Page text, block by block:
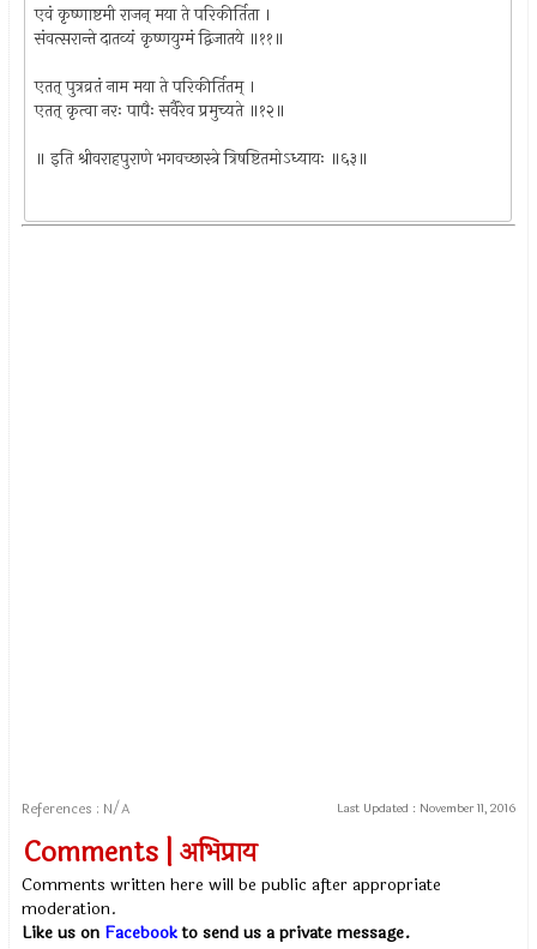
एवं कृष्णाष्टमी राजन् मया ते परिकीर्तिता ।
संवत्सरान्ते दातव्यं कृष्णयुग्मं द्विजातये ॥११॥
एतत् पुत्रव्रतं नाम मया ते परिकीर्तितम् ।
एतत् कृत्वा नरः पापैः सर्वैरेव प्रमुच्यते ॥१२॥
॥ इति श्रीवराहपुराणे भगवच्छास्त्रे त्रिषष्टितमोऽध्यायः ॥६३॥
References : N/A Last Updated : November 11, 2016
Comments | अभिप्राय
Comments written here will be public after appropriate
moderation.
Like us on Facebookto send us a private message.